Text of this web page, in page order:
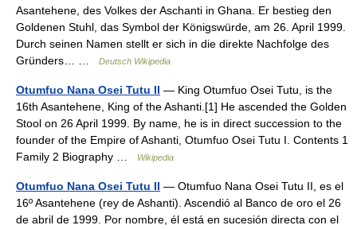
Asantehene, des Volkes der Aschanti in Ghana. Er bestieg den
Goldenen Stuhl, das Symbol der Königswürde, am 26. April 1999.
Durch seinen Namen stellt er sich in die direkte Nachfolge des
Gründers… …
Deutsch Wikipedia
Otumfuo Nana Osei Tutu II — King Otumfuo Osei Tutu, is the
16th Asantehene, King of the Ashanti.[1] He ascended the Golden
Stool on 26 April 1999. By name, he is in direct succession to the
founder of the Empire of Ashanti, Otumfuo Osei Tutu I. Contents 1
Family 2 Biography …
Wikipedia
Otumfuo Nana Osei Tutu II — Otumfuo Nana Osei Tutu II, es el
16º Asantehene (rey de Ashanti). Ascendió al Banco de oro el 26
de abril de 1999. Por nombre, él está en sucesión directa con el